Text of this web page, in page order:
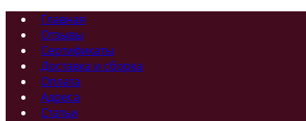
Главная
Отзывы
Сертификаты
Доставка и сборка
Оплата
Адреса
Статьи